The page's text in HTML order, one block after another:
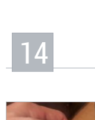
14